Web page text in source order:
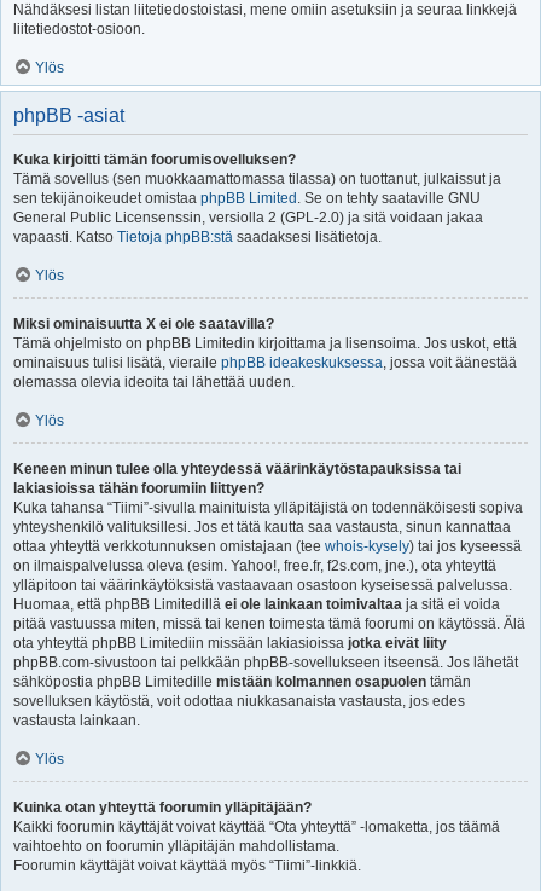
Nähdäksesi listan liitetiedostoistasi, mene omiin asetuksiin ja seuraa linkkejä
liitetiedostot-osioon.
Ylös
phpBB -asiat
Kuka kirjoitti tämän foorumisovelluksen?
Tämä sovellus (sen muokkaamattomassa tilassa) on tuottanut, julkaissut ja
sen tekijänoikeudet omistaa phpBB Limited . Se on tehty saataville GNU
General Public Licensenssin, versiolla 2 (GPL-2.0) ja sitä voidaan jakaa
vapaasti. Katso Tietoja phpBB:stä saadaksesi lisätietoja.
Ylös
Miksi ominaisuutta X ei ole saatavilla?
Tämä ohjelmisto on phpBB Limitedin kirjoittama ja lisensoima. Jos uskot, että
ominaisuus tulisi lisätä, vieraile phpBB ideakeskuksessa, jossa voit äänestää
olemassa olevia ideoita tai lähettää uuden.
Ylös
Keneen minun tulee olla yhteydessä väärinkäytöstapauksissa tai
lakiasioissa tähän foorumiin liittyen?
Kuka tahansa “Tiimi”-sivulla mainituista ylläpitäjistä on todennäköisesti sopiva
yhteyshenkilö valituksillesi. Jos et tätä kautta saa vastausta, sinun kannattaa
ottaa yhteyttä verkkotunnuksen omistajaan (tee whois-kysely) tai jos kyseessä
on ilmaispalvelussa oleva (esim. Yahoo!, free.fr, f2s.com, jne.), ota yhteyttä
ylläpitoon tai väärinkäytöksistä vastaavaan osastoon kyseisessä palvelussa.
Huomaa, että phpBB Limitedillä ei ole lainkaan toimivaltaa ja sitä ei voida
pitää vastuussa miten, missä tai kenen toimesta tämä foorumi on käytössä. Älä
ota yhteyttä phpBB Limitediin missään lakiasioissa jotka eivät liity
phpBB.com-sivustoon tai pelkkään phpBB-sovellukseen itseensä. Jos lähetät
sähköpostia phpBB Limitedille mistään kolmannen osapuolen tämän
sovelluksen käytöstä, voit odottaa niukkasanaista vastausta, jos edes
vastausta lainkaan.
Ylös
Kuinka otan yhteyttä foorumin ylläpitäjään?
Kaikki foorumin käyttäjät voivat käyttää “Ota yhteyttä” -lomaketta, jos täämä
vaihtoehto on foorumin ylläpitäjän mahdollistama.
Foorumin käyttäjät voivat käyttää myös “Tiimi”-linkkiä.